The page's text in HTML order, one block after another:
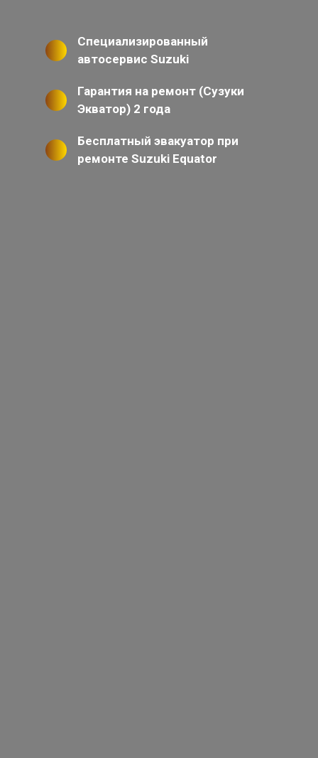
Специализированный
автосервис Suzuki
Гарантия на ремонт (Сузуки
Экватор) 2 года
Бесплатный эвакуатор при
ремонте Suzuki Equator